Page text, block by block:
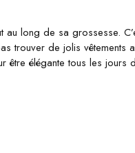
long de sa grossesse.
de jolis vêtements
élégante tous les jours